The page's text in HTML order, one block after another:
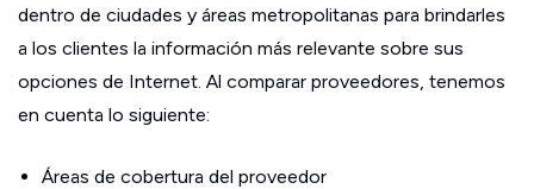
dentro de ciudades y áreas metropolitanas para brindarles
a los clientes la información más relevante sobre sus
opciones de Internet. Al comparar proveedores, tenemos
en cuenta lo siguiente:
Áreas de cobertura del proveedor